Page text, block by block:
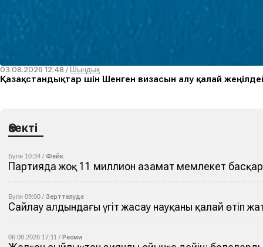
03.08.2026 12:48 / Шындық
Қазақстандықтар үшін Шенген визасын алу қалай
Өзекті
Бүгін 10:34 / Фейк
Партияда жоқ 11 миллион азамат мемлекет
Бүгін 09:00 / Зерттелуде
Сайлау алдындағы үгіт жасау науқаны қалай өтіп
06.08.2026 17:11 / Ресми